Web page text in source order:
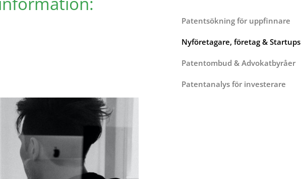
Patentsökning för uppfinnare
Nyföretagare, företag & Startups
Patentombud & Advokatbyråer
Patentanalys för investerare